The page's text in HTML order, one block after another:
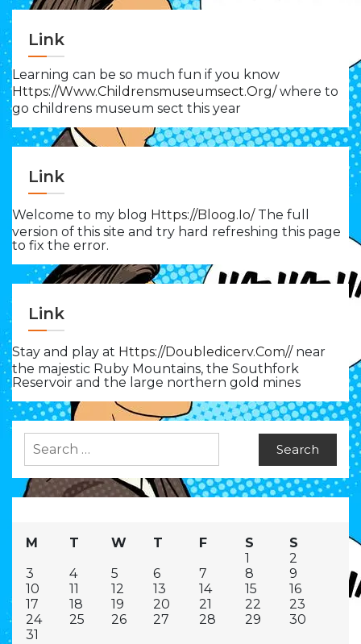
Link
Learning can be so much fun if you know
Https://www.childrensmuseumsect.org/ where to
go childrens museum sect this year
Link
Welcome to my blog Https://bloog.io/ The full
version of this site and try hard refreshing this page
to fix the error.
Link
Stay and play at Https://doubledicerv.com// near
the majestic Ruby Mountains, the Southfork
Reservoir and the large northern gold mines
for:
M T W T F S
S
1
2
3
4 5 6 7 8
9
10
11 12 13 14 15
16
17
18 19 20 21 22
23
24
25 26 27 28 29
30
31